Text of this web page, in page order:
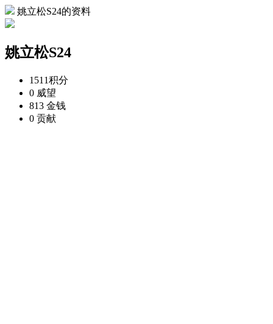
姚立松S24的资料
姚立松S24
1511积分
0 威望
813 金钱
0 贡献